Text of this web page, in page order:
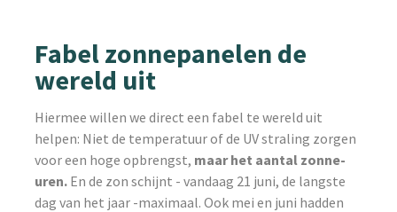
Fabel zonnepanelen de
wereld uit
Hiermee willen we direct een fabel te wereld uit
helpen: Niet de temperatuur of de UV straling zorgen
voor een hoge opbrengst, maar het aantal zonne-
uren. En de zon schijnt - vandaag 21 juni, de langste
dag van het jaar -maximaal. Ook mei en juni hadden